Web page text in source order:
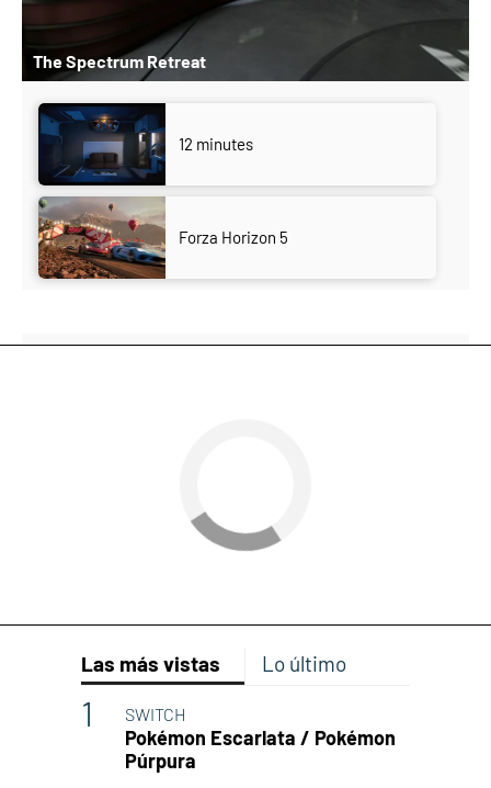
The Spectrum Retreat
12 minutes
Forza Horizon 5
Las más vistas Lo último
SWITCH
Pokémon Escarlata / Pokémon
Púrpura